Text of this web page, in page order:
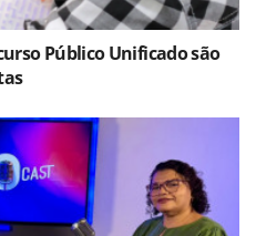
Público Unificado são